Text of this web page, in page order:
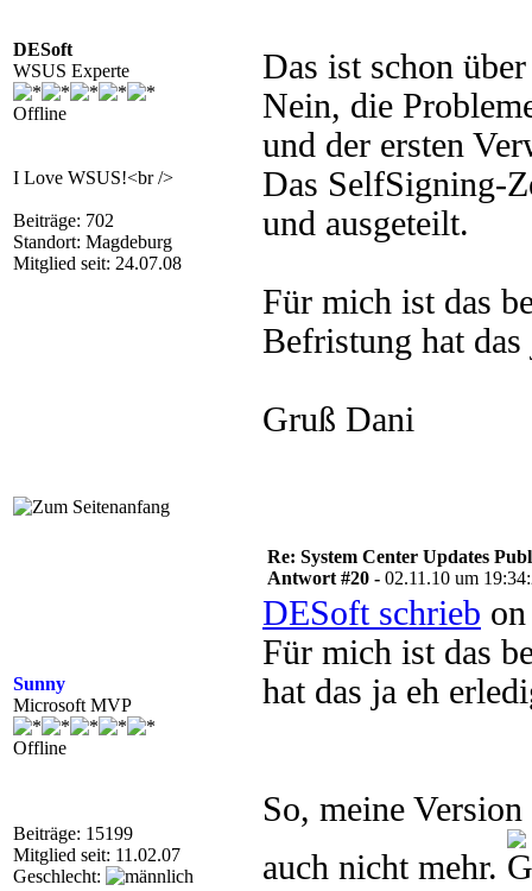
DESoft
WSUS Experte
Offline
I Love WSUS!<br />
Beiträge: 702
Standort: Magdeburg
Mitglied seit: 24.07.08
Das ist schon
Nein, die
und der ersten
Das SelfSigning-
und ausgeteilt.
Für mich ist das
Befristung hat
Gruß Dani
Sunny
Microsoft MVP
Offline
Beiträge: 15199
Mitglied seit: 11.02.07
Geschlecht:
Re: System Center Updates
Antwort #20 - 02.11.10 um
DESoft schrieb
Für mich ist das
hat das ja eh
So, meine
auch nicht mehr.